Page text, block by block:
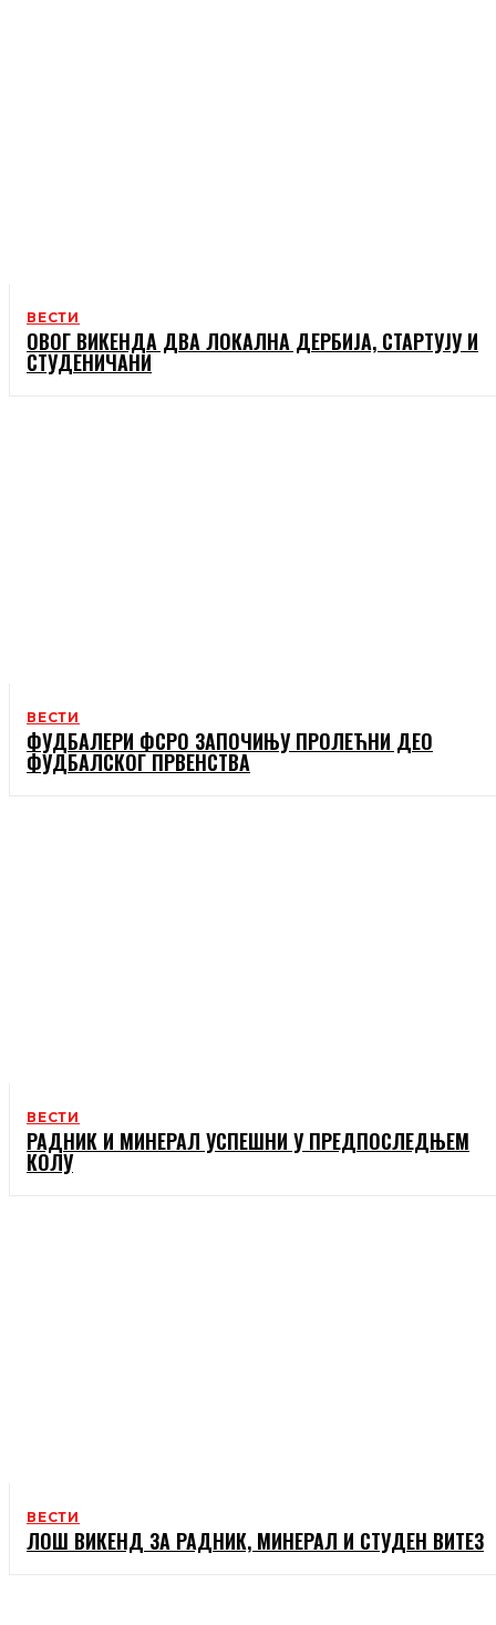
ВЕСТИ
ОВОГ ВИКЕНДА ДВА ЛОКАЛНА ДЕРБИЈА, СТАРТУЈУ И
СТУДЕНИЧАНИ
ВЕСТИ
ФУДБАЛЕРИ ФСРО ЗАПОЧИЊУ ПРОЛЕЋНИ ДЕО
ФУДБАЛСКОГ ПРВЕНСТВА
ВЕСТИ
РАДНИК И МИНЕРАЛ УСПЕШНИ У ПРЕДПОСЛЕДЊЕМ
КОЛУ
ВЕСТИ
ЛОШ ВИКЕНД ЗА РАДНИК, МИНЕРАЛ И СТУДЕН ВИТЕЗ